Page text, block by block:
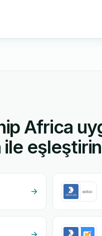
Africa
ile